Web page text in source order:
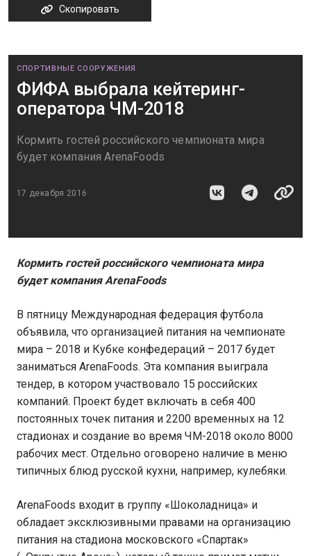
Скопировать
СПОРТИВНЫЕ СООРУЖЕНИЯ
ФИФА выбрала кейтеринг-
оператора ЧМ-2018
Кормить гостей российского чемпионата мира
будет компания ArenaFoods
17 декабря 2016
Кормить гостей российского чемпионата мира
будет компанияArenaFoods
В пятницу Международная федерация футбола
объявила, что организацией питания на чемпионате
мира – 2018 и Кубке конфедераций – 2017 будет
заниматься ArenaFoods. Эта компания выиграла
тендер, в котором участвовало 15 российских
компаний. Проект будет включать в себя 400
постоянных точек питания и 2200 временных на 12
стадионах и создание во время ЧМ-2018 около 8000
рабочих мест. Отдельно оговорено наличие в меню
типичных блюд русской кухни, например, кулебяки.
ArenaFoods входит в группу «Шоколадница» и
обладает эксклюзивными правами на организацию
питания на стадиона московского «Спартак»